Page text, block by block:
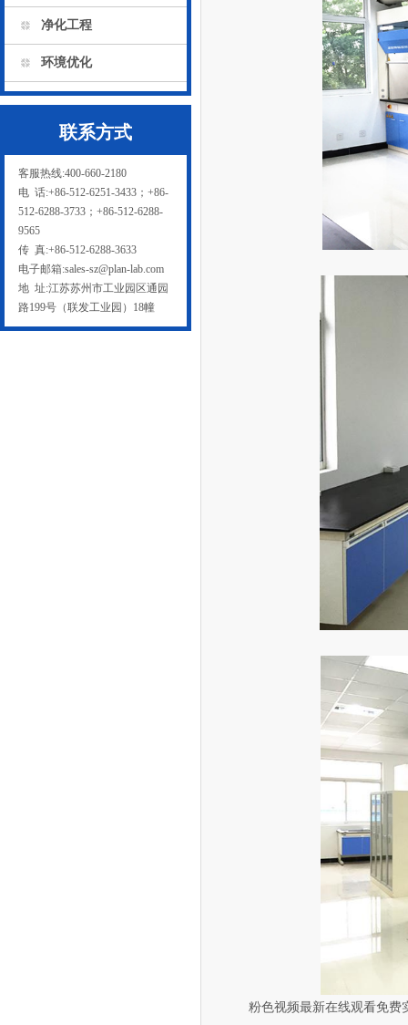
净化工程
环境优化
联系方式
客服热线:400-660-2180
电 话:+86-512-6251-3433；+86-
512-6288-3733；+86-512-6288-
9565
传 真:+86-512-6288-3633
电子邮箱:sales-sz@plan-lab.com
地 址:江苏苏州市工业园区通园
路199号（联发工业园）18幢
粉色视频最新在线观看免费实验